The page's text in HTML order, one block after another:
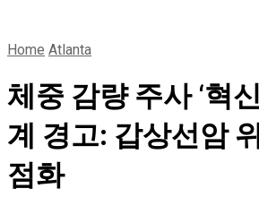
Home Atlanta
체중 감량 주사 ‘혁
계 경고: 갑상선암
점화